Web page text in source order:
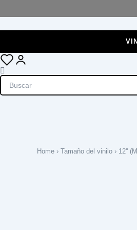
al
contenido
Cart
Search
Home › Tamaño del vinilo › 12''